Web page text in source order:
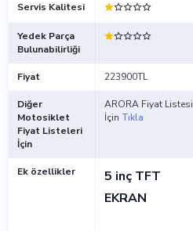
Servis Kalitesi
Yedek Parça
Bulunabilirliği
Fiyat 223900TL
Diğer
Motosiklet
Fiyat Listeleri
İçin
ARORA Fiyat Listesi
İçin Tıkla
Ek özellikler
5 inç TFT
EKRAN